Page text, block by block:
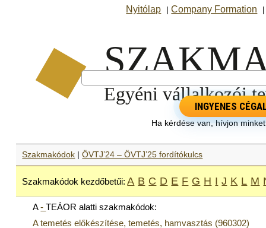
Nyitólap |Company Formation
INGYENES
Ha kérdése van, hívjon
Szakmakódok |ÖVTJ’24 – ÖVTJ’25 fordítókulcs
Szakmakódok kezdőbetűi: A B C D E F G H I J K L M
A-TEÁOR alatti szakmakódok:
A temetés előkészítése, temetés, hamvasztás (960302)